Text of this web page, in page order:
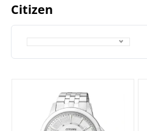
Citizen